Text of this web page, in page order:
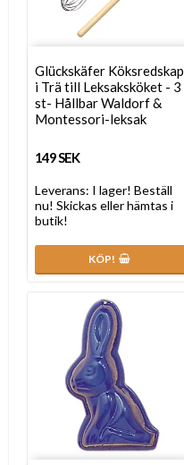
Glückskäfer Köksredskap
i Trä till Leksaksköket - 3
st- Hållbar Waldorf &
Montessori-leksak
149 SEK
Leverans: I lager! Beställ
nu! Skickas eller hämtas i
butik!
KÖP!